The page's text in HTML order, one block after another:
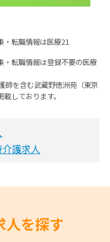
・転職情報は医療21
・転職情報は登録不要の医療
師を含む武蔵野徳洲苑（東京
しております。
護求人
人を探す